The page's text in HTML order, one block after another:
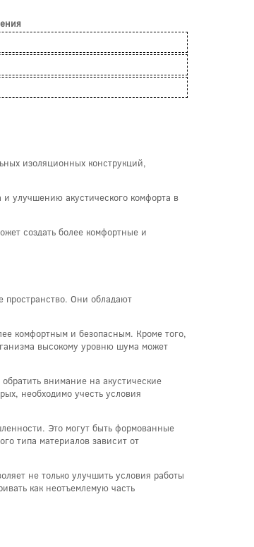
изоляционных конструкций,
улучшению акустического комфорта в
создать более комфортные и
пространство. Они обладают
комфортным и безопасным. Кроме того,
высокому уровню шума может
внимание на акустические
необходимо учесть условия
Это могут быть формованные
типа материалов зависит от
не только улучшить условия работы
как неотъемлемую часть